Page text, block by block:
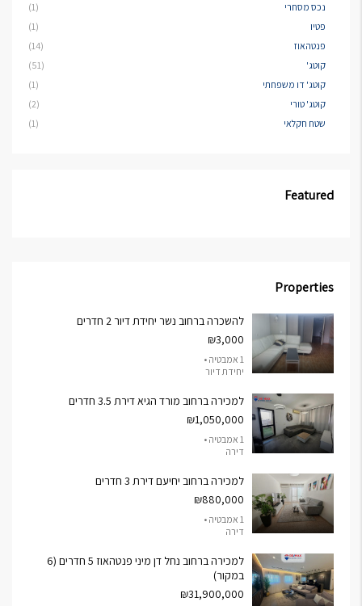
נכס מסחרי
(1)
פטיו
(1)
פנטהאוז
(14)
קוטג'
(51)
קוטג' דו משפחתי
(1)
קוטג' טורי
(2)
שטח חקלאי
(1)
Featured
Properties
להשכרה ברחוב נשר יחידת דיור 2 חדרים
₪3,000
1 אמבטיה •
יחידת דיור
למכירה ברחוב מורד הגיא דירת 3.5 חדרים
₪1,050,000
1 אמבטיה •
דירה
למכירה ברחוב יחיעם דירת 3 חדרים
₪880,000
1 אמבטיה •
דירה
למכירה ברחוב נחל דן מיני פנטהאוז 5 חדרים (6
במקור)
₪31,900,000